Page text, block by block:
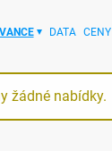
DATA CENY
žádné nabídky.